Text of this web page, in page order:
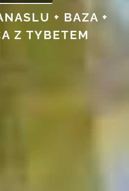
+ BAZA +
Z TYBETEM